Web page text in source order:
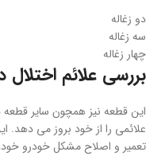
دو زغاله
سه زغاله
چهار زغاله
بررسی علائم اختلال
این قطعه نیز همچون سایر
علائمی را از خود بروز می
تعمیر و اصلاح مشکل خودرو خود،